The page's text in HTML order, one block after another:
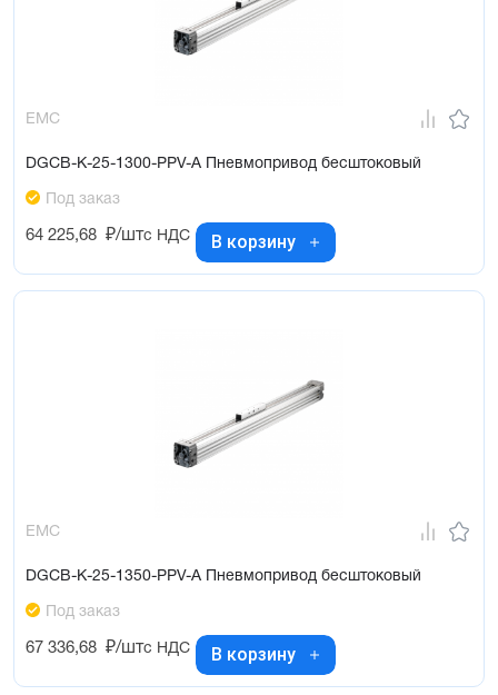
EMC
DGCB-K-25-1300-PPV-A Пневмопривод бесштоковый
Под заказ
64 225,68 ₽/штс НДС В корзину
EMC
DGCB-K-25-1350-PPV-A Пневмопривод бесштоковый
Под заказ
67 336,68 ₽/штс НДС В корзину